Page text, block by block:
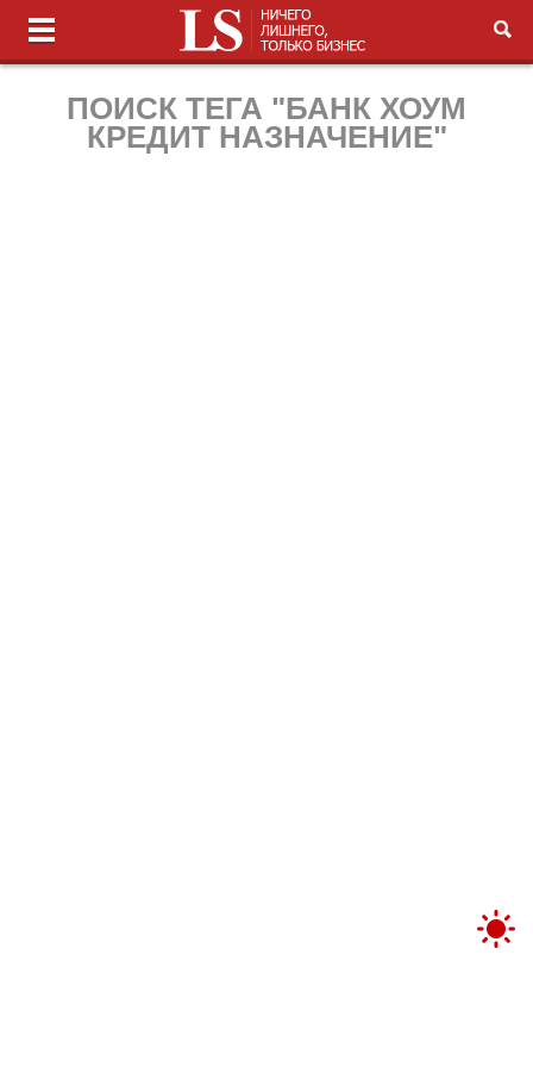
ПОИСК ТЕГА "БАНК ХОУМ
КРЕДИТ НАЗНАЧЕНИЕ"